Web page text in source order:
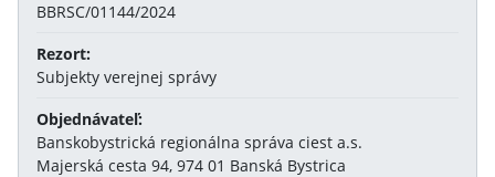
BBRSC/01144/2024
Rezort:
Subjekty verejnej správy
Objednávateľ:
Banskobystrická regionálna správa ciest a.s.
Majerská cesta 94, 974 01 Banská Bystrica